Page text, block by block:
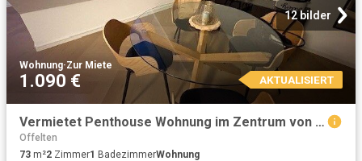
12 bilder
Wohnung·Zur Miete
1.090 € AKTUALISIERT
Vermietet Penthouse Wohnung im Zentrum von Bad Essen mit Blick auf das Wiehengebirge und den Mittellandkanal
Offelten
73 m²2 Zimmer1 BadezimmerWohnung